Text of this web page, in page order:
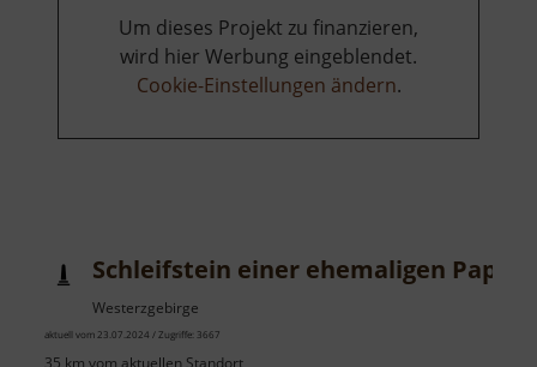
Um dieses Projekt zu finanzieren,
wird hier Werbung eingeblendet.
Cookie-Einstellungen ändern.
Schleifstein einer ehemaligen
Westerzgebirge
aktuell vom 23.07.2024 / Zugriffe: 3667